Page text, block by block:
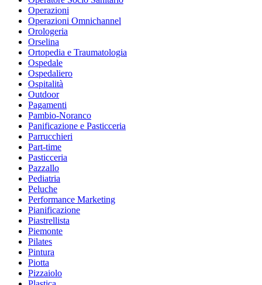
Operazioni
Operazioni Omnichannel
Orologeria
Orselina
Ortopedia e Traumatologia
Ospedale
Ospedaliero
Ospitalità
Outdoor
Pagamenti
Pambio-Noranco
Panificazione e Pasticceria
Parrucchieri
Part-time
Pasticceria
Pazzallo
Pediatria
Peluche
Performance Marketing
Pianificazione
Piastrellista
Piemonte
Pilates
Pintura
Piotta
Pizzaiolo